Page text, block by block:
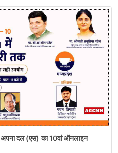
अपना दल (एस) का 10वां ऑनलाइन